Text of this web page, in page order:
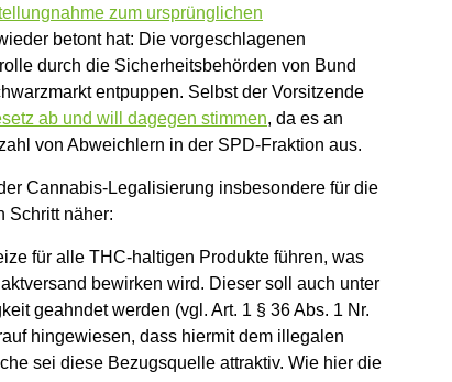
zum ursprünglichen
betont hat: Die vorgeschlagenen
durch die Sicherheitsbehörden von Bund
entpuppen. Selbst der Vorsitzende
ab und will dagegen stimmen, da es an
von Abweichlern in der SPD-Fraktion aus.
Cannabis-Legalisierung insbesondere für die
Schritt näher:
für alle THC-haltigen Produkte führen, was
bewirken wird. Dieser soll auch unter
geahndet werden (vgl. Art. 1 § 36 Abs. 1 Nr.
hingewiesen, dass hiermit dem illegalen
sei diese Bezugsquelle attraktiv. Wie hier die